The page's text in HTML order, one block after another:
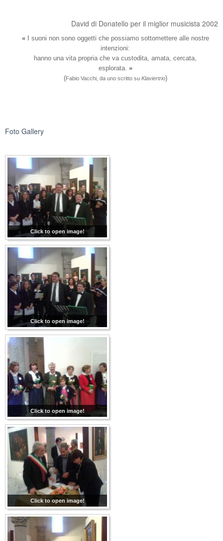
David di Donatello per il miglior musicista 2002
«I suoni non sono oggetti che possiamo sottomettere alle nostre
intenzioni:
hanno una vita propria che va custodita, amata, cercata,
esplorata. »
(Fabio Vacchi, da uno scritto su Klaviertrio)
Foto Gallery
Click to open image!
Click to open image!
Click to open image!
Click to open image!